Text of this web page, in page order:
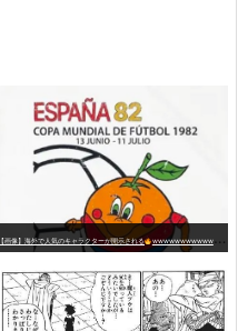
【画像】海外で人気のキャラクターが開示される wwwwwwwwwwwwwwwwwwwwwwwwwwwwwwwwwwwwwwwwwwwwwwwww